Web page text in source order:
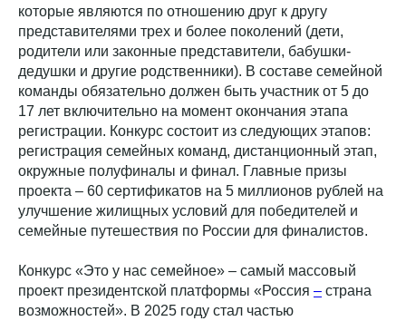
которые являются по отношению друг к другу
представителями трех и более поколений (дети,
родители или законные представители, бабушки-
дедушки и другие родственники). В составе семейной
команды обязательно должен быть участник от 5 до
17 лет включительно на момент окончания этапа
регистрации. Конкурс состоит из следующих этапов:
регистрация семейных команд, дистанционный этап,
окружные полуфиналы и финал. Главные призы
проекта – 60 сертификатов на 5 миллионов рублей на
улучшение жилищных условий для победителей и
семейные путешествия по России для финалистов.
Конкурс «Это у нас семейное» – самый массовый
проект президентской платформы «Россия – страна
возможностей». В 2025 году стал частью